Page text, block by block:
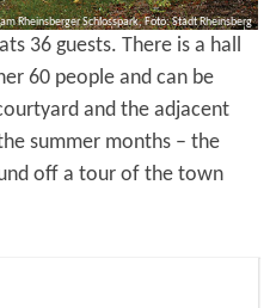
Rheinsberger Schlosspark, Foto: Stadt Rheinsberg
36 guests. There is a hall
60 people and can be
and the adjacent
summer months – the
off a tour of the town